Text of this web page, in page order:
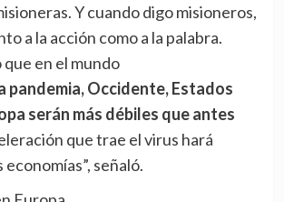
Y cuando digo misioneros,
a la acción como a la palabra.
en el mundo
pandemia, Occidente, Estados
serán más débiles que antes
que trae el virus hará
señaló.